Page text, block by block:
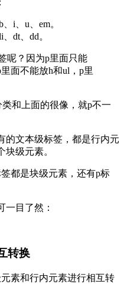
i、u、em。
dt、dd。
呢？因为p里面只能
面不能放h和ul，p里
和上面的很像，就p不一
的文本级标签，都是行内元
级元素。
都是块级元素，还有p标
一目了然：
转换
素和行内元素进行相互转